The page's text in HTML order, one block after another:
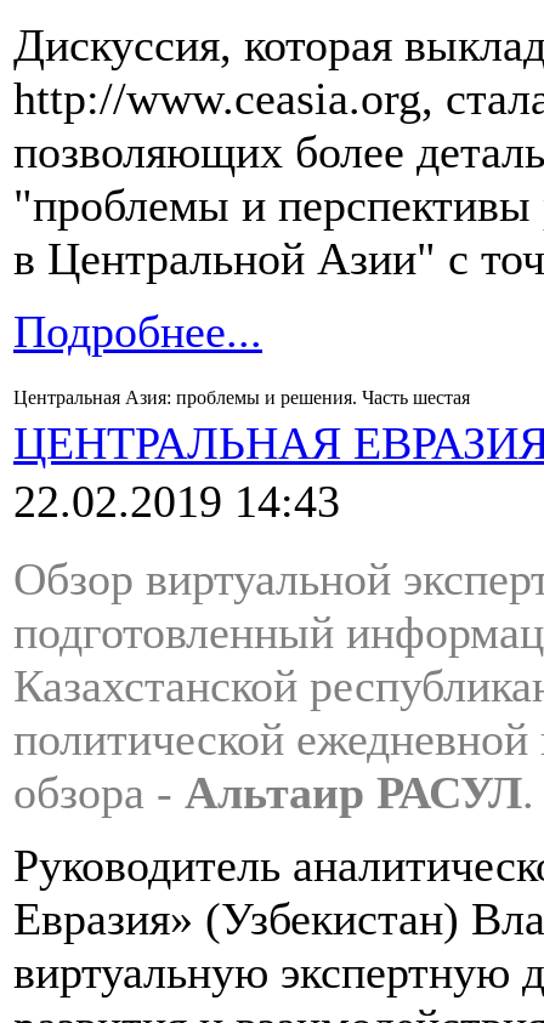
Дискуссия, которая
http://www.ceasia.org,
позволяющих более
"проблемы и перспективы
в Центральной Азии" с
Подробнее...
Центральная Азия: проблемы и решения. Часть шестая
ЦЕНТРАЛЬНАЯ
22.02.2019 14:43
Обзор виртуальной
подготовленный
Казахстанской
политической
обзора - Альтаир РАСУЛ.
Руководитель
Евразия» (Узбекистан)
виртуальную экспертную